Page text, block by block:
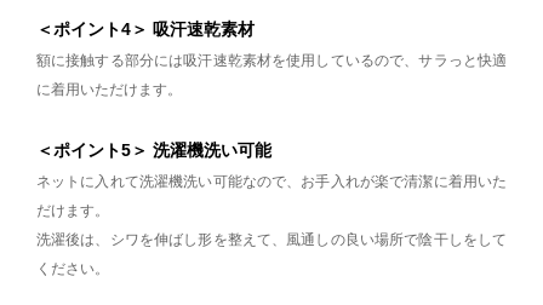
＜ポイント4＞ 吸汗速乾素材
額に接触する部分には吸汗速乾素材を使用しているので、サラっと快適
に着用いただけます。
＜ポイント5＞ 洗濯機洗い可能
ネットに入れて洗濯機洗い可能なので、お手入れが楽で清潔に着用いた
だけます。
洗濯後は、シワを伸ばし形を整えて、風通しの良い場所で陰干しをして
ください。